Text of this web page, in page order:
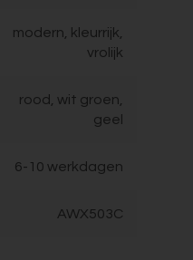
modern, kleurrijk,
vrolijk
rood, wit groen,
geel
6-10 werkdagen
AWX503C